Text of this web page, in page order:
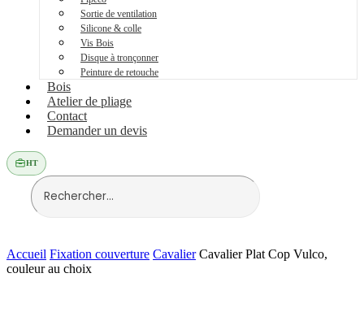
Sortie de ventilation
Silicone & colle
Vis Bois
Disque à tronçonner
Peinture de retouche
Bois
Atelier de pliage
Contact
Demander un devis
HT
Accueil Fixation couverture Cavalier Cavalier Plat Cop Vulco,
couleur au choix